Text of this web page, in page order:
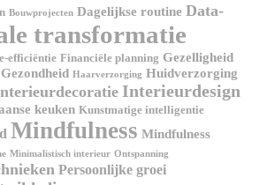
Bouwprojecten Dagelijkse routine Data-
transformatie
efficiëntie Financiële planning Gezelligheid
Gezondheid Haarverzorging Huidverzorging
Interieurdesign
keuken Kunstmatige intelligentie
Mindfulness Mindfulness
Minimalistisch interieur Ontspanning
Persoonlijke groei